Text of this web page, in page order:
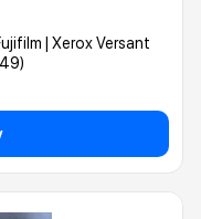
| Xerox Versant